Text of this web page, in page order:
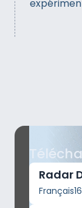
Radar
Français